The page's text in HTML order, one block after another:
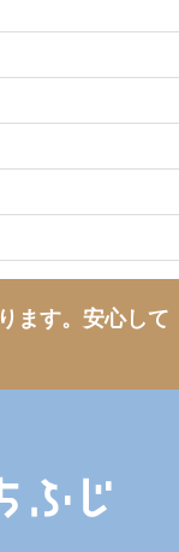
ます。 安心して